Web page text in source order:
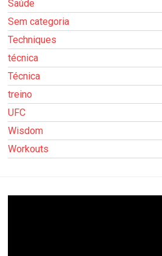
Saúde
Sem categoria
Techniques
técnica
Técnica
treino
UFC
Wisdom
Workouts